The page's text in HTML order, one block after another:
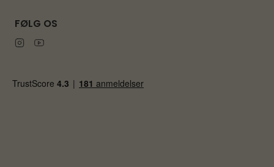
FØLG OS
Instagram
Youtube